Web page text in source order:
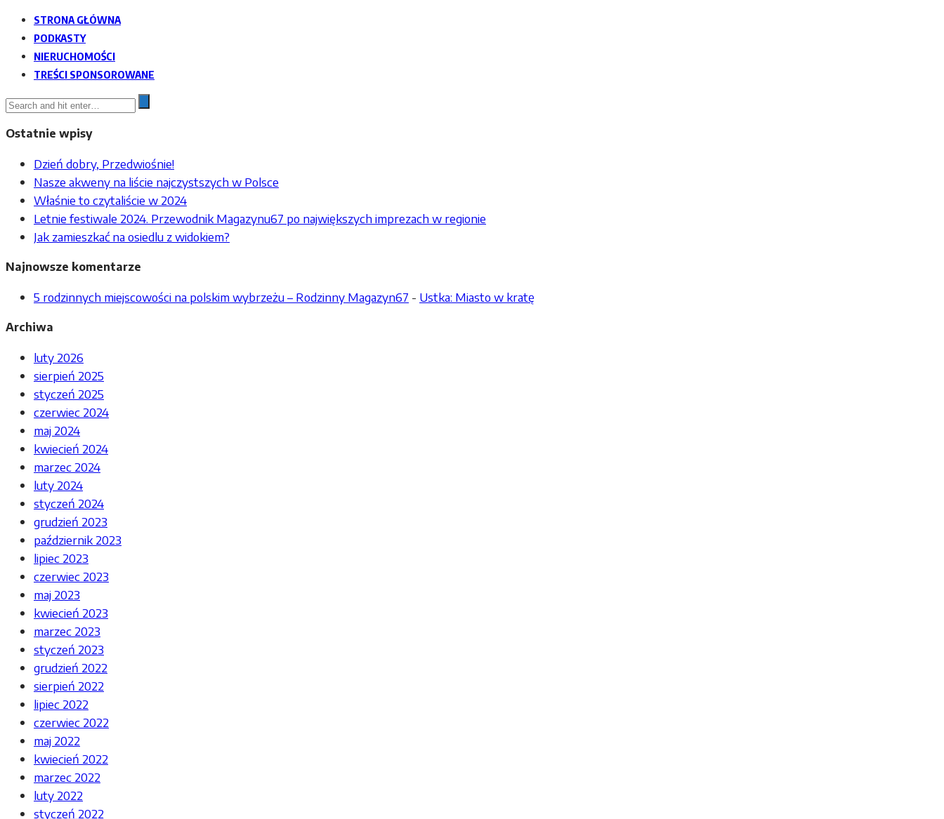
STRONA GŁÓWNA
PODKASTY
NIERUCHOMOŚCI
TREŚCI SPONSOROWANE
Ostatnie wpisy
Dzień dobry, Przedwiośnie!
Nasze akweny na liście najczystszych w Polsce
Właśnie to czytaliście w 2024
Letnie festiwale 2024. Przewodnik Magazynu67 po największych imprezach w regionie
Jak zamieszkać na osiedlu z widokiem?
Najnowsze komentarze
5 rodzinnych miejscowości na polskim wybrzeżu – Rodzinny Magazyn67 - Ustka: Miasto w kratę
Archiwa
luty 2026
sierpień 2025
styczeń 2025
czerwiec 2024
maj 2024
kwiecień 2024
marzec 2024
luty 2024
styczeń 2024
grudzień 2023
październik 2023
lipiec 2023
czerwiec 2023
maj 2023
kwiecień 2023
marzec 2023
styczeń 2023
grudzień 2022
sierpień 2022
lipiec 2022
czerwiec 2022
maj 2022
kwiecień 2022
marzec 2022
luty 2022
styczeń 2022